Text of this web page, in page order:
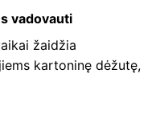
vadovauti
žaidžia
kartoninę dėžutę,